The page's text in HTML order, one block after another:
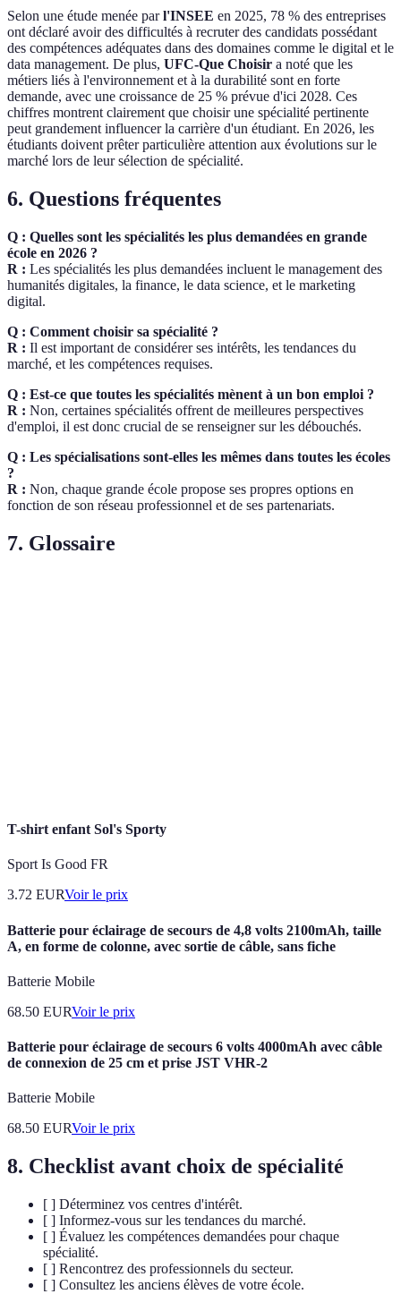
Selon une étude menée parl'INSEE en 2025, 78 % des entreprises
ont déclaré avoir des difficultés à recruter des candidats possédant
des compétences adéquates dans des domaines comme le digital et le
data management. De plus, UFC-Que Choisir a noté que les
métiers liés à l'environnement et à la durabilité sont en forte
demande, avec une croissance de 25 % prévue d'ici 2028. Ces
chiffres montrent clairement que choisir une spécialité pertinente
peut grandement influencer la carrière d'un étudiant. En 2026, les
étudiants doivent prêter particulière attention aux évolutions sur le
marché lors de leur sélection de spécialité.
6. Questions fréquentes
Q : Quelles sont les spécialités les plus demandées en grande
école en 2026 ?
R : Les spécialités les plus demandées incluent le management des
humanités digitales, la finance, le data science, et le marketing
digital.
Q : Comment choisir sa spécialité ?
R : Il est important de considérer ses intérêts, les tendances du
marché, et les compétences requises.
Q : Est-ce que toutes les spécialités mènent à un bon emploi ?
R : Non, certaines spécialités offrent de meilleures perspectives
d'emploi, il est donc crucial de se renseigner sur les débouchés.
Q : Les spécialisations sont-elles les mêmes dans toutes les écoles
?
R : Non, chaque grande école propose ses propres options en
fonction de son réseau professionnel et de ses partenariats.
7. Glossaire
T-shirt enfant Sol's Sporty
Sport Is Good FR
3.72 EURVoir le prix
Batterie pour éclairage de secours de 4,8 volts 2100mAh, taille
A, en forme de colonne, avec sortie de câble, sans fiche
Batterie Mobile
68.50 EURVoir le prix
Batterie pour éclairage de secours 6 volts 4000mAh avec câble
de connexion de 25 cm et prise JST VHR-2
Batterie Mobile
68.50 EURVoir le prix
8. Checklist avant choix de spécialité
[ ] Déterminez vos centres d'intérêt.
[ ] Informez-vous sur les tendances du marché.
[ ] Évaluez les compétences demandées pour chaque
spécialité.
[ ] Rencontrez des professionnels du secteur.
[ ] Consultez les anciens élèves de votre école.